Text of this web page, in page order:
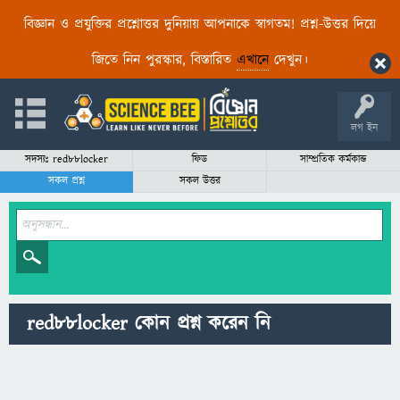
বিজ্ঞান ও প্রযুক্তির প্রশ্নোত্তর দুনিয়ায় আপনাকে স্বাগতম! প্রশ্ন-উত্তর দিয়ে
জিতে নিন পুরস্কার, বিস্তারিত এখানেদেখুন।
লগ ইন
সদস্যঃ red88locker ফিড
সাম্প্রতিক কর্মকান্ড
সকল প্রশ্ন
সকল উত্তর
red88locker কোন প্রশ্ন করেন নি